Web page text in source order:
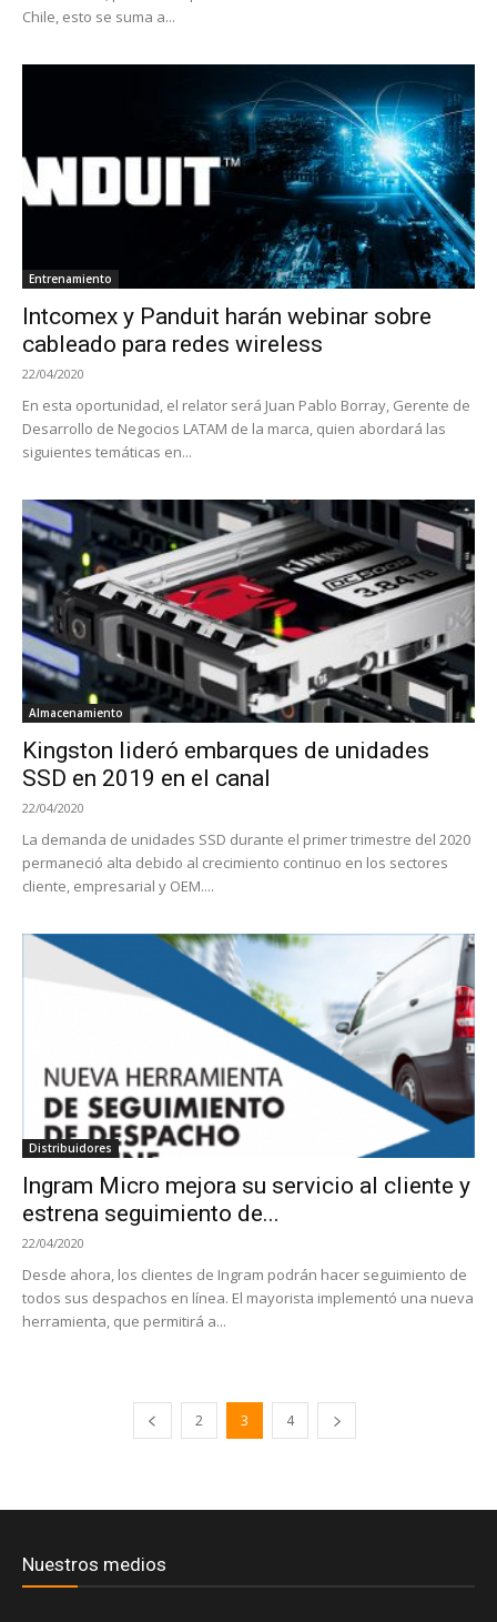
Chile, esto se suma a...
Entrenamiento
Intcomex y Panduit harán webinar sobre
cableado para redes wireless
22/04/2020
En esta oportunidad, el relator será Juan Pablo Borray, Gerente de
Desarrollo de Negocios LATAM de la marca, quien abordará las
siguientes temáticas en...
Almacenamiento
Kingston lideró embarques de unidades
SSD en 2019 en el canal
22/04/2020
La demanda de unidades SSD durante el primer trimestre del 2020
permaneció alta debido al crecimiento continuo en los sectores
cliente, empresarial y OEM....
Distribuidores
Ingram Micro mejora su servicio al cliente y
estrena seguimiento de...
22/04/2020
Desde ahora, los clientes de Ingram podrán hacer seguimiento de
todos sus despachos en línea. El mayorista implementó una nueva
herramienta, que permitirá a...
2 3 4
Nuestros medios